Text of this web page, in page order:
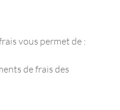
vous permet de :
de frais des